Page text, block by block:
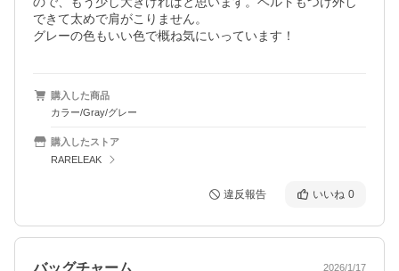
できて太めで肩がこりません。
グレーの色もいい色で概ね気にいっています！
購入した商品
カラー/Gray/グレー
購入したストア
RARELEAK
違反報告 いいね 0
バッグチャーム 2026/1/17